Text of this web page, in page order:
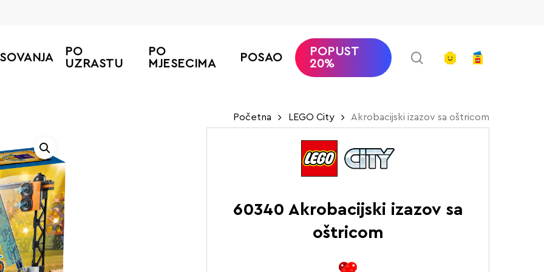
PO
UZRASTU
PO
MJESECIMA
POSAO
POPUST
20%
searchaccount
Početna LEGO City Akrobacijski izazov sa oštricom
60340 Akrobacijski izazov sa
oštricom